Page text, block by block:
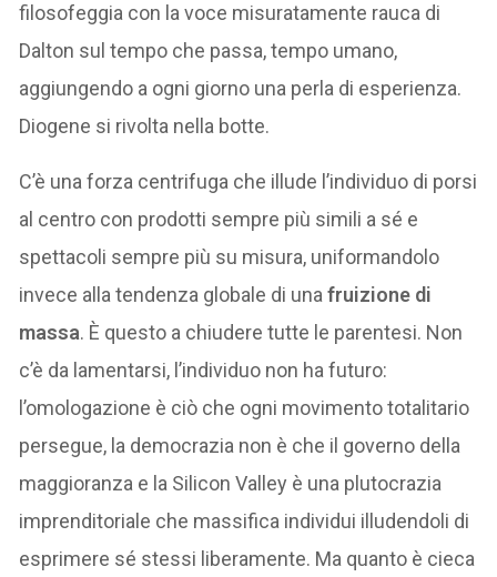
filosofeggia con la voce misuratamente rauca di
Dalton sul tempo che passa, tempo umano,
aggiungendo a ogni giorno una perla di esperienza.
Diogene si rivolta nella botte.
C’è una forza centrifuga che illude l’individuo di porsi
al centro con prodotti sempre più simili a sé e
spettacoli sempre più su misura, uniformandolo
invece alla tendenza globale di unafruizione di
massa. È questo a chiudere tutte le parentesi. Non
c’è da lamentarsi, l’individuo non ha futuro:
l’omologazione è ciò che ogni movimento totalitario
persegue, la democrazia non è che il governo della
maggioranza e la Silicon Valley è una plutocrazia
imprenditoriale che massifica individui illudendoli di
esprimere sé stessi liberamente. Ma quanto è cieca